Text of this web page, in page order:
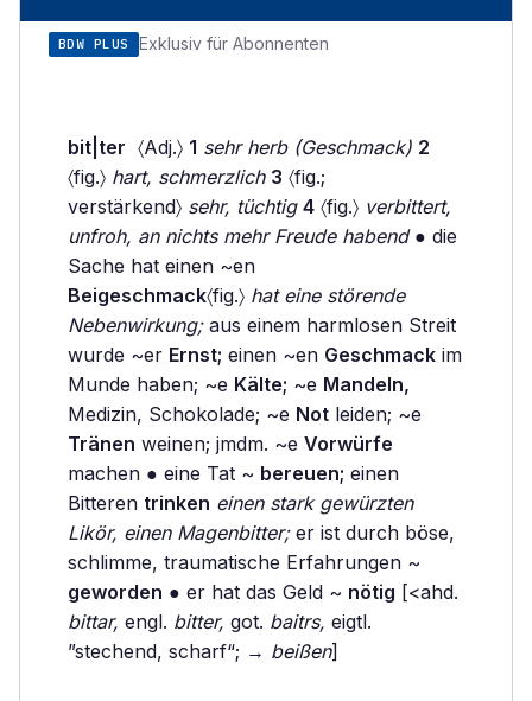
BDW PLUS Exklusiv für Abonnenten
bit|ter 〈Adj.〉 1 sehr herb (Geschmack) 2
〈fig.〉 hart, schmerzlich 3 〈fig.;
verstärkend〉 sehr, tüchtig 4 〈fig.〉 verbittert,
unfroh, an nichts mehr Freude habend● die
Sache hat einen ~en
Beigeschmack〈fig.〉 hat eine störende
Nebenwirkung;aus einem harmlosen Streit
wurde ~er Ernst; einen ~en Geschmack im
Munde haben; ~e Kälte; ~e Mandeln,
Medizin, Schokolade; ~e Not leiden; ~e
Tränen weinen; jmdm. ~e Vorwürfe
machen ● eine Tat ~ bereuen; einen
Bitteren trinken einen stark gewürzten
Likör, einen Magenbitter;er ist durch böse,
schlimme, traumatische Erfahrungen ~
geworden ● er hat das Geld ~ nötig [<ahd.
bittar, engl. bitter, got. baitrs, eigtl.
”stechend, scharf“; → beißen]